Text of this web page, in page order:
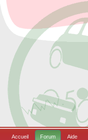
Accueil Forum Aide